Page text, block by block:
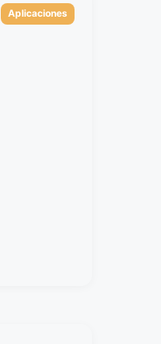
Categorías
Aplicaciones